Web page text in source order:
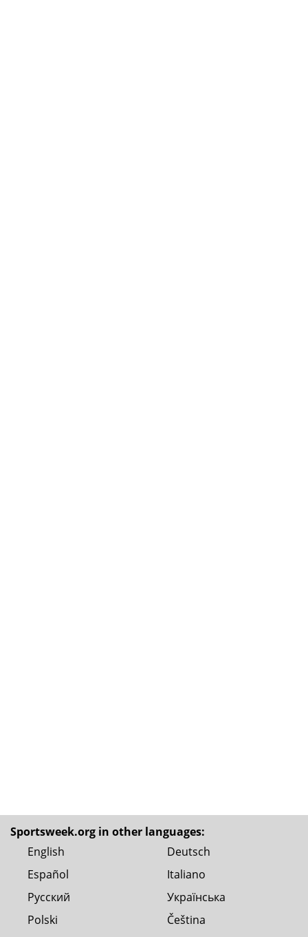
Sportsweek.org in other languages:
English
Deutsch
Español
Italiano
Русский
Українська
Polski
Čeština